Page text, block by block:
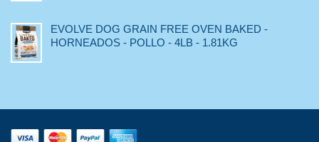
EVOLVE DOG GRAIN FREE OVEN BAKED -
HORNEADOS - POLLO - 4LB - 1.81KG